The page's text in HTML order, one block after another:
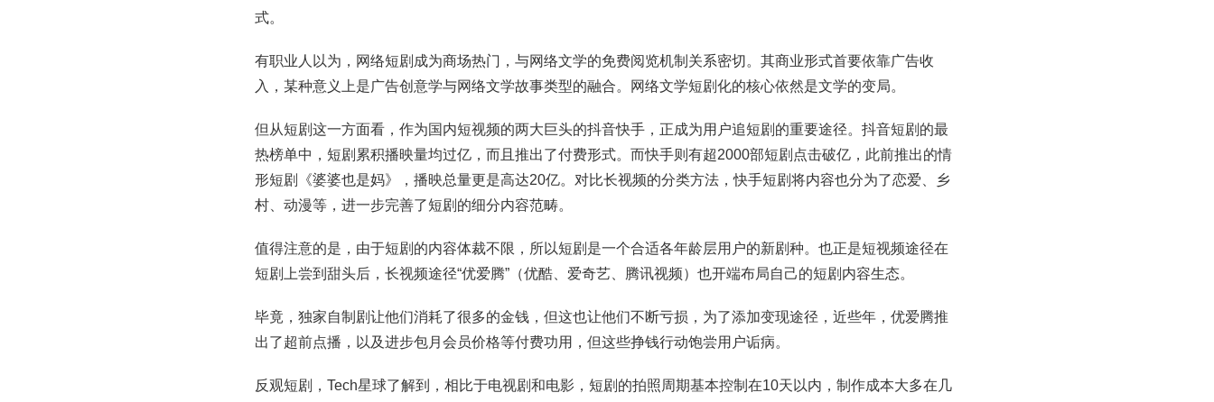
式。
有职业人以为，网络短剧成为商场热门，与网络文学的免费阅览机制关系密切。其商业形式首要依靠广告收
入，某种意义上是广告创意学与网络文学故事类型的融合。网络文学短剧化的核心依然是文学的变局。
但从短剧这一方面看，作为国内短视频的两大巨头的抖音快手，正成为用户追短剧的重要途径。抖音短剧的最
热榜单中，短剧累积播映量均过亿，而且推出了付费形式。而快手则有超2000部短剧点击破亿，此前推出的情
形短剧《婆婆也是妈》，播映总量更是高达20亿。对比长视频的分类方法，快手短剧将内容也分为了恋爱、乡
村、动漫等，进一步完善了短剧的细分内容范畴。
值得注意的是，由于短剧的内容体裁不限，所以短剧是一个合适各年龄层用户的新剧种。也正是短视频途径在
短剧上尝到甜头后，长视频途径“优爱腾”（优酷、爱奇艺、腾讯视频）也开端布局自己的短剧内容生态。
毕竟，独家自制剧让他们消耗了很多的金钱，但这也让他们不断亏损，为了添加变现途径，近些年，优爱腾推
出了超前点播，以及进步包月会员价格等付费功用，但这些挣钱行动饱尝用户诟病。
反观短剧，Tech星球了解到，相比于电视剧和电影，短剧的拍照周期基本控制在10天以内，制作成本大多在几